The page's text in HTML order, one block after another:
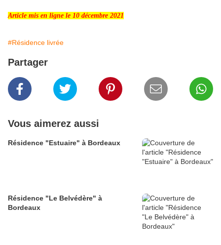
Article mis en ligne le 10 décembre 2021
#Résidence livrée
Partager
Vous aimerez aussi
Résidence "Estuaire" à Bordeaux
Résidence "Le Belvédère" à
Bordeaux